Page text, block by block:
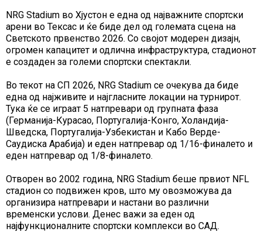
NRG Stadium во Хјустон е една од најважните спортски
арени во Тексас и ќе биде дел од големата сцена на
Светското првенство 2026. Со својот модерен дизајн,
огромен капацитет и одлична инфраструктура, стадионот
е создаден за големи спортски спектакли.
Во текот на СП 2026, NRG Stadium се очекува да биде
една од најживите и најгласните локации на турнирот.
Тука ќе се играат 5 натпревари од групната фаза
(Германија-Курасао, Португалија-Конго, Холандија-
Шведска, Португалија-Узбекистан и Кабо Верде-
Саудиска Арабија) и еден натпревар од 1/16-финалето и
еден натпревар од 1/8-финалето.
Отворен во 2002 година, NRG Stadium беше првиот NFL
стадион со подвижен кров, што му овозможува да
организира натпревари и настани во различни
временски услови. Денес важи за еден од
најфункционалните спортски комплекси во САД.